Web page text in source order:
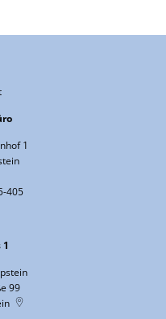
1
405
99